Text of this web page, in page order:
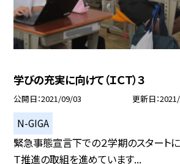
学びの充実に向けて（ＩＣＴ）３
公開日 2021/09/03 更新日
N-GIGA
緊急事態宣言下での２学期のスタート
Ｔ推進の取組を進めています...